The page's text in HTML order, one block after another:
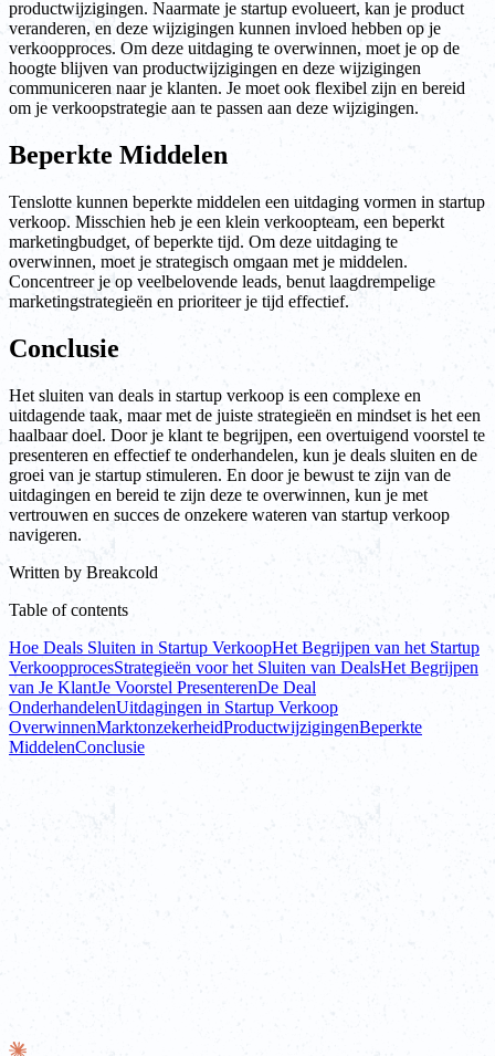
productwijzigingen. Naarmate je startup evolueert, kan je product
veranderen, en deze wijzigingen kunnen invloed hebben op je
verkoopproces. Om deze uitdaging te overwinnen, moet je op de
hoogte blijven van productwijzigingen en deze wijzigingen
communiceren naar je klanten. Je moet ook flexibel zijn en bereid
om je verkoopstrategie aan te passen aan deze wijzigingen.
Beperkte Middelen
Tenslotte kunnen beperkte middelen een uitdaging vormen in startup
verkoop. Misschien heb je een klein verkoopteam, een beperkt
marketingbudget, of beperkte tijd. Om deze uitdaging te
overwinnen, moet je strategisch omgaan met je middelen.
Concentreer je op veelbelovende leads, benut laagdrempelige
marketingstrategieën en prioriteer je tijd effectief.
Conclusie
Het sluiten van deals in startup verkoop is een complexe en
uitdagende taak, maar met de juiste strategieën en mindset is het een
haalbaar doel. Door je klant te begrijpen, een overtuigend voorstel te
presenteren en effectief te onderhandelen, kun je deals sluiten en de
groei van je startup stimuleren. En door je bewust te zijn van de
uitdagingen en bereid te zijn deze te overwinnen, kun je met
vertrouwen en succes de onzekere wateren van startup verkoop
navigeren.
Written by Breakcold
Table of contents
Hoe Deals Sluiten in Startup VerkoopHet Begrijpen van het Startup
VerkoopprocesStrategieën voor het Sluiten van DealsHet Begrijpen
van Je KlantJe Voorstel PresenterenDe Deal
OnderhandelenUitdagingen in Startup Verkoop
OverwinnenMarktonzekerheidProductwijzigingenBeperkte
MiddelenConclusie